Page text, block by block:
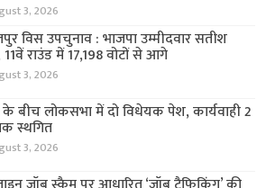
3, 2026
विस उपचुनाव : भाजपा उम्मीदवार सतीश
राउंड में 17,198 वोटों से आगे
3, 2026
के बीच लोकसभा में दो विधेयक पेश, कार्यवाही 2
स्थगित
3, 2026